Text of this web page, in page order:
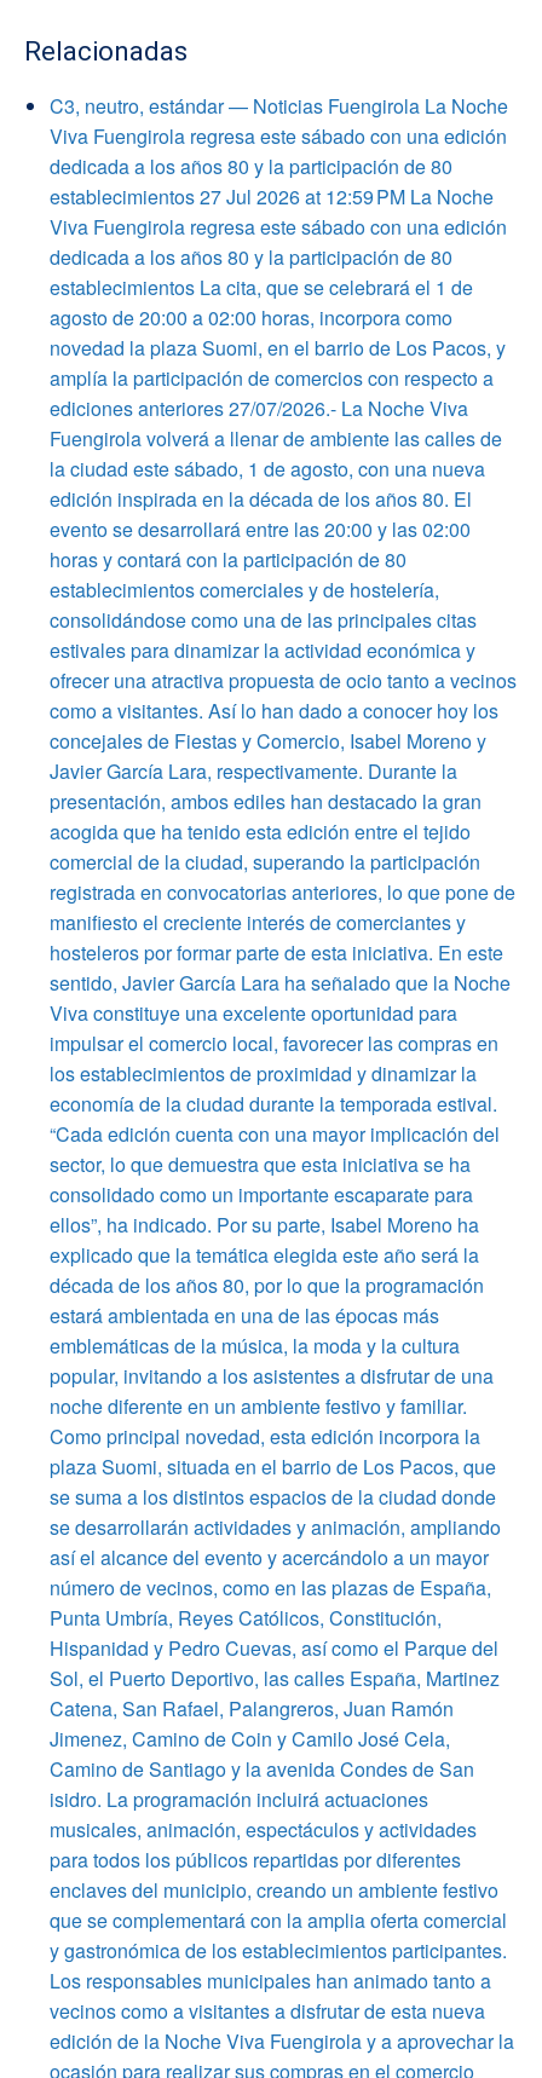
Relacionadas
C3, neutro, estándar — Noticias Fuengirola La Noche
Viva Fuengirola regresa este sábado con una edición
dedicada a los años 80 y la participación de 80
establecimientos 27 Jul 2026 at 12:59 PM La Noche
Viva Fuengirola regresa este sábado con una edición
dedicada a los años 80 y la participación de 80
establecimientos La cita, que se celebrará el 1 de
agosto de 20:00 a 02:00 horas, incorpora como
novedad la plaza Suomi, en el barrio de Los Pacos, y
amplía la participación de comercios con respecto a
ediciones anteriores 27/07/2026.- La Noche Viva
Fuengirola volverá a llenar de ambiente las calles de
la ciudad este sábado, 1 de agosto, con una nueva
edición inspirada en la década de los años 80. El
evento se desarrollará entre las 20:00 y las 02:00
horas y contará con la participación de 80
establecimientos comerciales y de hostelería,
consolidándose como una de las principales citas
estivales para dinamizar la actividad económica y
ofrecer una atractiva propuesta de ocio tanto a vecinos
como a visitantes. Así lo han dado a conocer hoy los
concejales de Fiestas y Comercio, Isabel Moreno y
Javier García Lara, respectivamente. Durante la
presentación, ambos ediles han destacado la gran
acogida que ha tenido esta edición entre el tejido
comercial de la ciudad, superando la participación
registrada en convocatorias anteriores, lo que pone de
manifiesto el creciente interés de comerciantes y
hosteleros por formar parte de esta iniciativa. En este
sentido, Javier García Lara ha señalado que la Noche
Viva constituye una excelente oportunidad para
impulsar el comercio local, favorecer las compras en
los establecimientos de proximidad y dinamizar la
economía de la ciudad durante la temporada estival.
“Cada edición cuenta con una mayor implicación del
sector, lo que demuestra que esta iniciativa se ha
consolidado como un importante escaparate para
ellos”, ha indicado. Por su parte, Isabel Moreno ha
explicado que la temática elegida este año será la
década de los años 80, por lo que la programación
estará ambientada en una de las épocas más
emblemáticas de la música, la moda y la cultura
popular, invitando a los asistentes a disfrutar de una
noche diferente en un ambiente festivo y familiar.
Como principal novedad, esta edición incorpora la
plaza Suomi, situada en el barrio de Los Pacos, que
se suma a los distintos espacios de la ciudad donde
se desarrollarán actividades y animación, ampliando
así el alcance del evento y acercándolo a un mayor
número de vecinos, como en las plazas de España,
Punta Umbría, Reyes Católicos, Constitución,
Hispanidad y Pedro Cuevas, así como el Parque del
Sol, el Puerto Deportivo, las calles España, Martinez
Catena, San Rafael, Palangreros, Juan Ramón
Jimenez, Camino de Coin y Camilo José Cela,
Camino de Santiago y la avenida Condes de San
isidro. La programación incluirá actuaciones
musicales, animación, espectáculos y actividades
para todos los públicos repartidas por diferentes
enclaves del municipio, creando un ambiente festivo
que se complementará con la amplia oferta comercial
y gastronómica de los establecimientos participantes.
Los responsables municipales han animado tanto a
vecinos como a visitantes a disfrutar de esta nueva
edición de la Noche Viva Fuengirola y a aprovechar la
ocasión para realizar sus compras en el comercio